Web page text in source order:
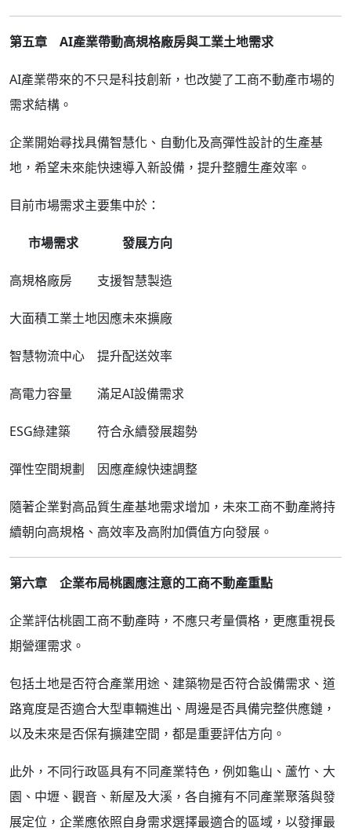
第五章 AI產業帶動高規格廠房與工業土地需求
AI產業帶來的不只是科技創新，也改變了工商不動產市場的
需求結構。
企業開始尋找具備智慧化、自動化及高彈性設計的生產基
地，希望未來能快速導入新設備，提升整體生產效率。
目前市場需求主要集中於：
市場需求 發展方向
高規格廠房 支援智慧製造
大面積工業土地因應未來擴廠
智慧物流中心 提升配送效率
高電力容量 滿足AI設備需求
ESG綠建築 符合永續發展趨勢
彈性空間規劃 因應產線快速調整
隨著企業對高品質生產基地需求增加，未來工商不動產將持
續朝向高規格、高效率及高附加價值方向發展。
第六章 企業布局桃園應注意的工商不動產重點
企業評估桃園工商不動產時，不應只考量價格，更應重視長
期營運需求。
包括土地是否符合產業用途、建築物是否符合設備需求、道
路寬度是否適合大型車輛進出、周邊是否具備完整供應鏈，
以及未來是否保有擴建空間，都是重要評估方向。
此外，不同行政區具有不同產業特色，例如龜山、蘆竹、大
園、中壢、觀音、新屋及大溪，各自擁有不同產業聚落與發
展定位，企業應依照自身需求選擇最適合的區域，以發揮最